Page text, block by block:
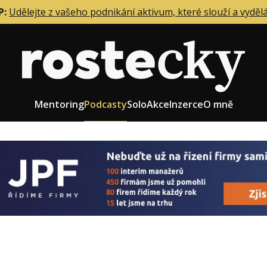
Udělejte z vašeho podnikání aktivum, které slouží a
MentoringPodcastySoloAkceInzerceO mně
firmy
zaměstnanců
Role zakladatele/CEO
Růst firmy